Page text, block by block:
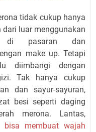
tidak cukup hanya
luar menggunakan
di pasaran dan
make up. Tetapi
diimbangi dengan
Tak hanya cukup
dan sayur-sayuran,
besi seperti daging
merona. Lantas,
bisa membuat wajah